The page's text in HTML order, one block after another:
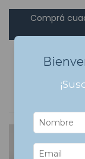
Comprá